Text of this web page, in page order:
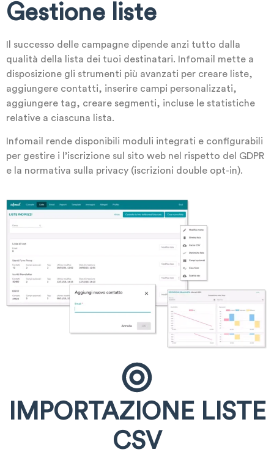
Gestione liste
Il successo delle campagne dipende anzi tutto dalla
qualità della lista dei tuoi destinatari. Infomail mette a
disposizione gli strumenti più avanzati per creare liste,
aggiungere contatti, inserire campi personalizzati,
aggiungere tag, creare segmenti, incluse le statistiche
relative a ciascuna lista.
Infomail rende disponibili moduli integrati e configurabili
per gestire i l’iscrizione sul sito web nel rispetto del GDPR
e la normativa sulla privacy (iscrizioni double opt-in).
IMPORTAZIONE LISTE
CSV